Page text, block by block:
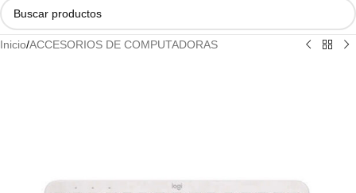
Inicio/ACCESORIOS DE COMPUTADORAS